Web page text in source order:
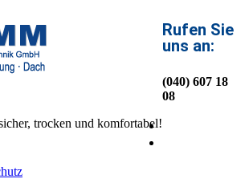
trocken und komfortabel!
Rufen Sie
uns an:
(040) 607 18
08